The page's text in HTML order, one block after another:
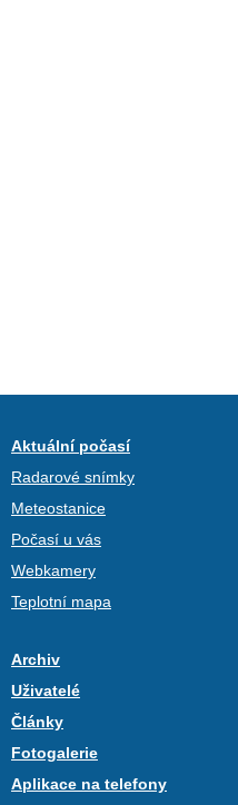
Aktuální počasí
Radarové snímky
Meteostanice
Počasí u vás
Webkamery
Teplotní mapa
Archiv
Uživatelé
Články
Fotogalerie
Aplikace na telefony